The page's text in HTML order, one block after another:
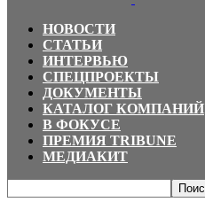
НОВОСТИ
СТАТЬИ
ИНТЕРВЬЮ
СПЕЦПРОЕКТЫ
ДОКУМЕНТЫ
КАТАЛОГ КОМПАНИЙ
В ФОКУСЕ
ПРЕМИЯ TRIBUNE
МЕДИАКИТ